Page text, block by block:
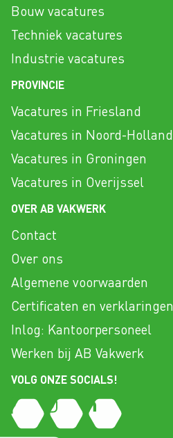
Bouw vacatures
Techniek vacatures
Industrie vacatures
PROVINCIE
Vacatures in Friesland
Vacatures in Noord-Holland
Vacatures in Groningen
Vacatures in Overijssel
OVER AB VAKWERK
Contact
Over ons
Algemene voorwaarden
Certificaten en verklaringen
Inlog: Kantoorpersoneel
Werken bij AB Vakwerk
VOLG ONZE SOCIALS!